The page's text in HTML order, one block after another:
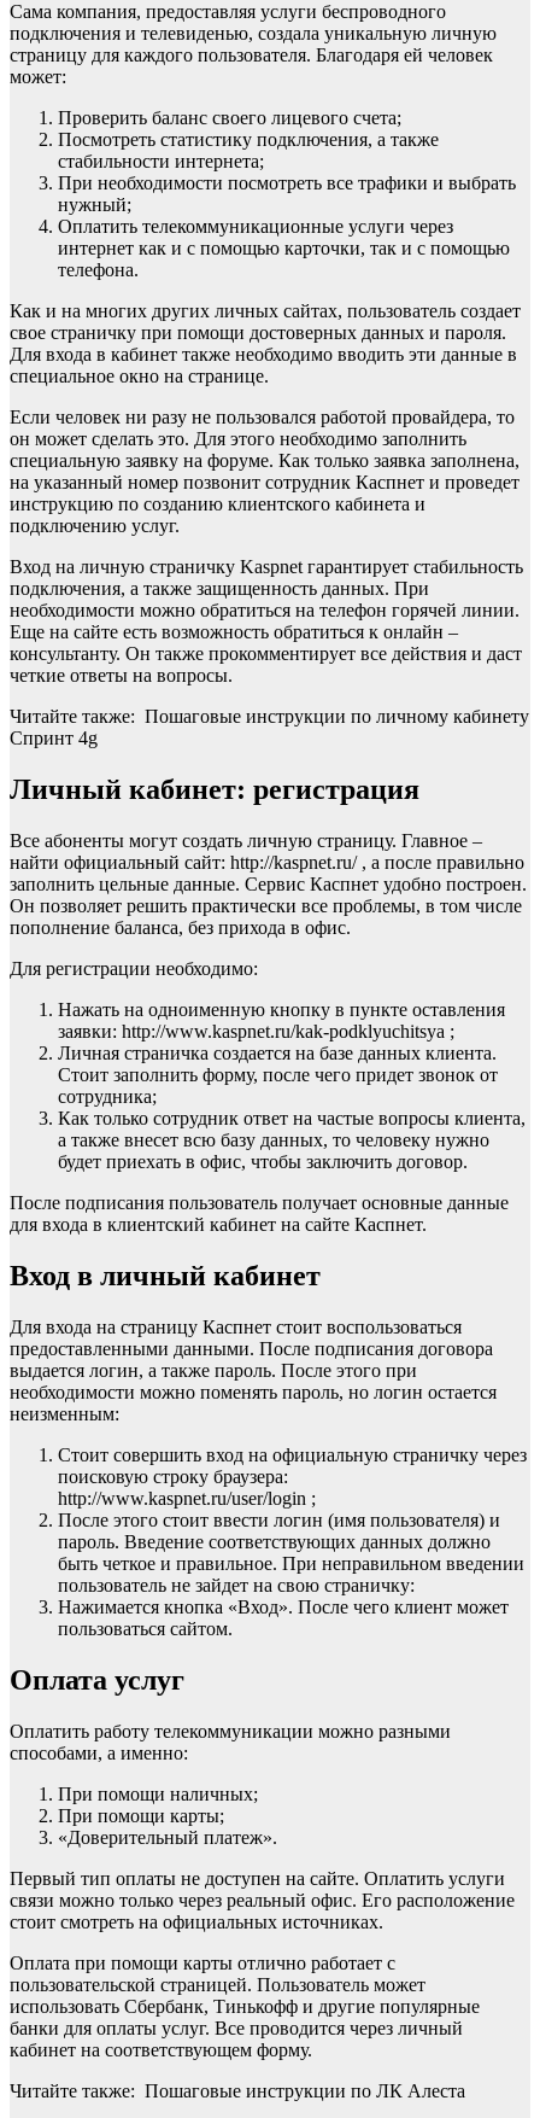
Сама компания, предоставляя услуги беспроводного
подключения и телевиденью, создала уникальную личную
страницу для каждого пользователя. Благодаря ей человек
может:
Проверить баланс своего лицевого счета;
Посмотреть статистику подключения, а также
стабильности интернета;
При необходимости посмотреть все трафики и выбрать
нужный;
Оплатить телекоммуникационные услуги через
интернет как и с помощью карточки, так и с помощью
телефона.
Как и на многих других личных сайтах, пользователь создает
свое страничку при помощи достоверных данных и пароля.
Для входа в кабинет также необходимо вводить эти данные в
специальное окно на странице.
Если человек ни разу не пользовался работой провайдера, то
он может сделать это. Для этого необходимо заполнить
специальную заявку на форуме. Как только заявка заполнена,
на указанный номер позвонит сотрудник Каспнет и проведет
инструкцию по созданию клиентского кабинета и
подключению услуг.
Вход на личную страничку Kaspnet гарантирует стабильность
подключения, а также защищенность данных. При
необходимости можно обратиться на телефон горячей линии.
Еще на сайте есть возможность обратиться к онлайн –
консультанту. Он также прокомментирует все действия и даст
четкие ответы на вопросы.
Читайте также: Пошаговые инструкции по личному кабинету
Спринт 4g
Личный кабинет: регистрация
Все абоненты могут создать личную страницу. Главное –
найти официальный сайт: http://kaspnet.ru/ , а после правильно
заполнить цельные данные. Сервис Каспнет удобно построен.
Он позволяет решить практически все проблемы, в том числе
пополнение баланса, без прихода в офис.
Для регистрации необходимо:
Нажать на одноименную кнопку в пункте оставления
заявки: http://www.kaspnet.ru/kak-podklyuchitsya ;
Личная страничка создается на базе данных клиента.
Стоит заполнить форму, после чего придет звонок от
сотрудника;
Как только сотрудник ответ на частые вопросы клиента,
а также внесет всю базу данных, то человеку нужно
будет приехать в офис, чтобы заключить договор.
После подписания пользователь получает основные данные
для входа в клиентский кабинет на сайте Каспнет.
Вход в личный кабинет
Для входа на страницу Каспнет стоит воспользоваться
предоставленными данными. После подписания договора
выдается логин, а также пароль. После этого при
необходимости можно поменять пароль, но логин остается
неизменным:
Стоит совершить вход на официальную страничку через
поисковую строку браузера:
http://www.kaspnet.ru/user/login ;
После этого стоит ввести логин (имя пользователя) и
пароль. Введение соответствующих данных должно
быть четкое и правильное. При неправильном введении
пользователь не зайдет на свою страничку:
Нажимается кнопка «Вход». После чего клиент может
пользоваться сайтом.
Оплата услуг
Оплатить работу телекоммуникации можно разными
способами, а именно:
При помощи наличных;
При помощи карты;
«Доверительный платеж».
Первый тип оплаты не доступен на сайте. Оплатить услуги
связи можно только через реальный офис. Его расположение
стоит смотреть на официальных источниках.
Оплата при помощи карты отлично работает с
пользовательской страницей. Пользователь может
использовать Сбербанк, Тинькофф и другие популярные
банки для оплаты услуг. Все проводится через личный
кабинет на соответствующем форму.
Читайте также: Пошаговые инструкции по ЛК Алеста